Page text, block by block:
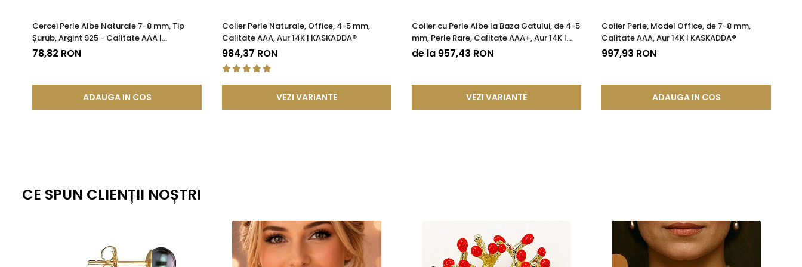
Cercei Perle Albe Naturale 7-8 mm, Tip
Șurub, Argint 925 - Calitate AAA |
KASKADDA®
78,82 RON
ADAUGA IN COS
Colier Perle Naturale, Office, 4-5 mm,
Calitate AAA, Aur 14K | KASKADDA®
984,37 RON
VEZI VARIANTE
Colier cu Perle Albe la Baza Gatului, de 4-5
mm, Perle Rare, Calitate AAA+, Aur 14K |
KASKADDA®
de la 957,43 RON
VEZI VARIANTE
Colier Perle, Model Office, de 7-8 mm,
Calitate AAA, Aur 14K | KASKADDA®
997,93 RON
ADAUGA IN COS
CE SPUN CLIENȚII NOȘTRI